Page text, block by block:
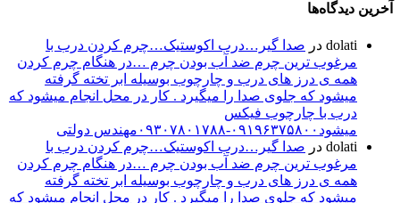
آخرین دیدگاه‌ها
dolati در صدا گیر…درب اکوستیک…چرم کردن درب با
مرغوب ترین چرم ضد آب بودن چرم …در هنگام چرم کردن
همه ی درز های درب و چارچوب بوسیله ابر تخته گرفته
میشود که جلوی صدا را میگیرد . کار در محل انجام میشود که
درب با چارچوب فیکس
میشود۰۹۱۹۶۳۷۵۸۰۰-۰۹۳۰۷۸۰۱۷۸۸مهندس دولتی
dolati در صدا گیر…درب اکوستیک…چرم کردن درب با
مرغوب ترین چرم ضد آب بودن چرم …در هنگام چرم کردن
همه ی درز های درب و چارچوب بوسیله ابر تخته گرفته
میشود که جلوی صدا را میگیرد . کار در محل انجام میشود که